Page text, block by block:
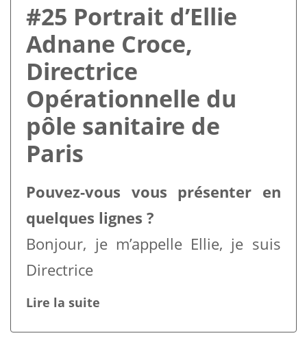
#25 Portrait d’Ellie
Adnane Croce,
Directrice
Opérationnelle du
pôle sanitaire de
Paris
Pouvez-vous vous présenter en
quelques lignes ?
Bonjour, je m’appelle Ellie, je suis
Directrice
Lire la suite